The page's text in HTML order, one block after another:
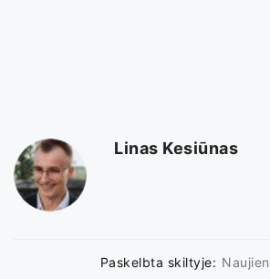
Linas Kesiūnas
Paskelbta skiltyje: